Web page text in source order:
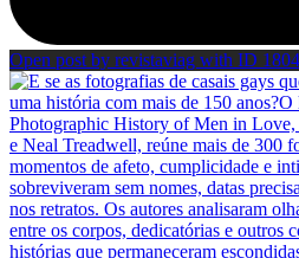
Open post by revistaviag with ID